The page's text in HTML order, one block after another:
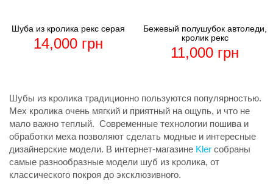
Бежевый полушубок автоледи,
кролик рекс
11,000 грн
Шуба из кролика рекс серая
14,000 грн
Шубы из кролика традиционно пользуются популярностью.
Мех кролика очень мягкий и приятный на ощупь, и что не
мало важно теплый. Современные технологии пошива и
обработки меха позволяют сделать модные и интересные
дизайнерские модели. В интернет-магазине Kler собраны
самые разнообразные модели шуб из кролика, от
классического покроя до эксклюзивного.